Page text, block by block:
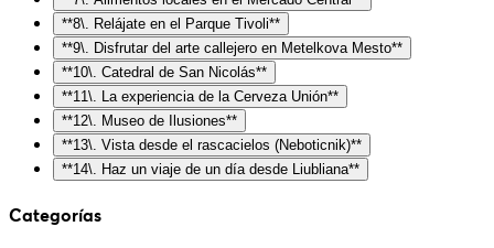
**8\. Relájate en el Parque Tivoli**
**9\. Disfrutar del arte callejero en Metelkova Mesto**
**10\. Catedral de San Nicolás**
**11\. La experiencia de la Cerveza Unión**
**12\. Museo de Ilusiones**
**13\. Vista desde el rascacielos (Neboticnik)**
**14\. Haz un viaje de un día desde Liubliana**
Categorías